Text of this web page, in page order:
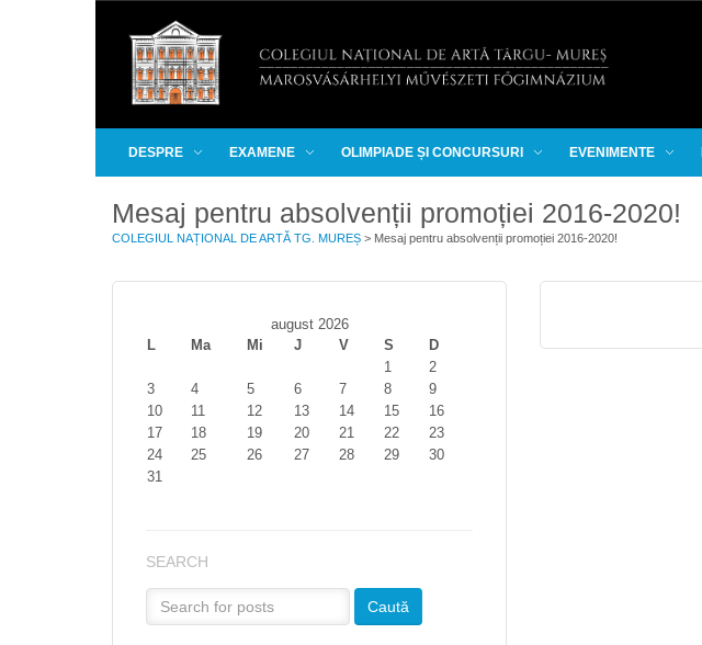
DESPRE EXAMENE OLIMPIADE ȘI CONCURSURI EVENIMENTE
Mesaj pentru absolvenții promoției 2016-2020!
COLEGIUL NAȚIONAL DE ARTĂ TG. MUREȘ > Mesaj pentru absolvenții promoției 2016-2020!
august 2026
L
Ma Mi J V S
D
1
2
3
4 5 6 7 8
9
10
11 12 13 14 15
16
17
18 19 20 21 22
23
24
25 26 27 28 29
30
31
SEARCH